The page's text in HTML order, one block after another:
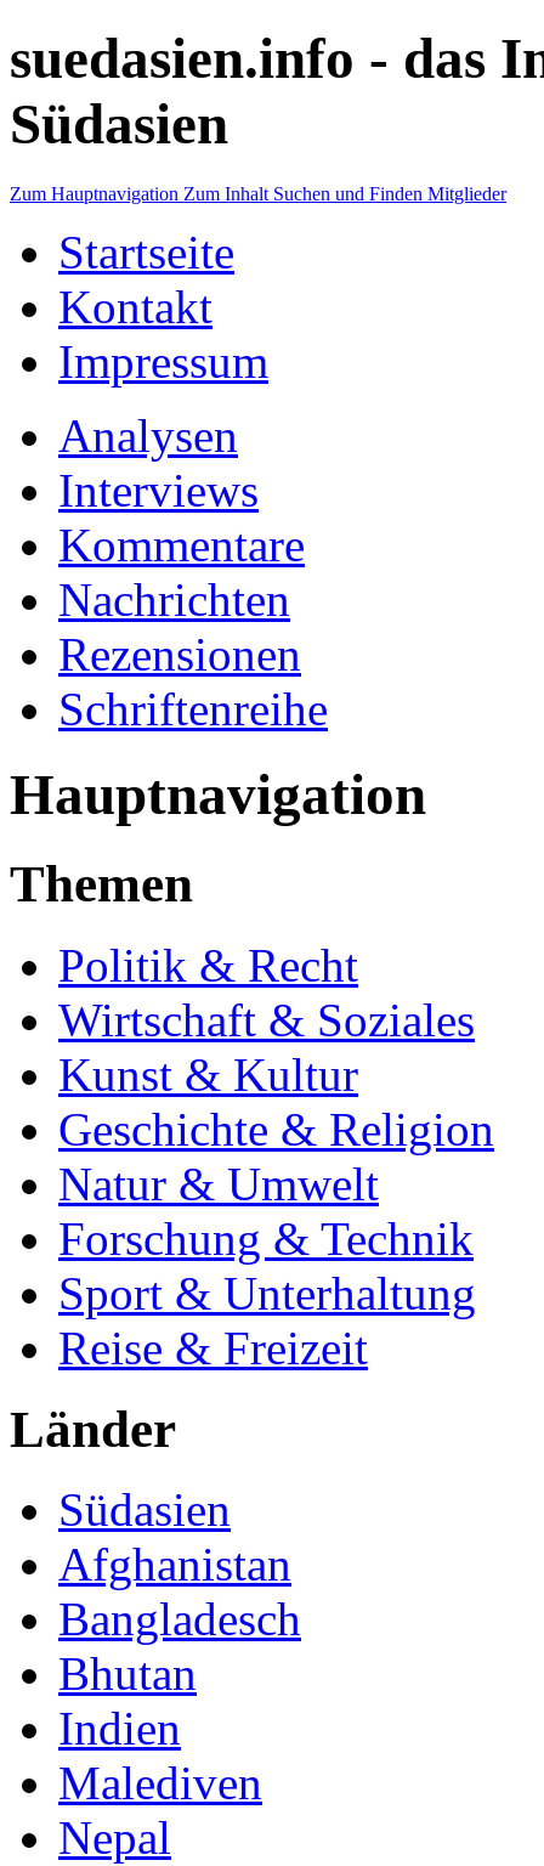
suedasien.info - das
Südasien
Zum Hauptnavigation Zum Inhalt Suchen und Finden Mitglieder
Startseite
Kontakt
Impressum
Analysen
Interviews
Kommentare
Nachrichten
Rezensionen
Schriftenreihe
Hauptnavigation
Themen
Politik & Recht
Wirtschaft & Soziales
Kunst & Kultur
Geschichte & Religion
Natur & Umwelt
Forschung & Technik
Sport & Unterhaltung
Reise & Freizeit
Länder
Südasien
Afghanistan
Bangladesch
Bhutan
Indien
Malediven
Nepal